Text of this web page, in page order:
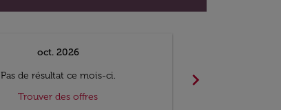
oct. 2026
Pas de résultat ce mois-ci.
Trouver des offres
chevron_right